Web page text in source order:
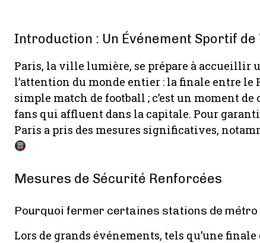
Introduction : Un Événement Sportif de
Paris, la ville lumière, se prépare à
l’attention du monde entier : la finale entre le
simple match de football ; c’est un moment
fans qui affluent dans la capitale. Pour
Paris a pris des mesures significatives,
Mesures de Sécurité Renforcées
Pourquoi fermer certaines stations de métro
Lors de grands événements, tels qu’une